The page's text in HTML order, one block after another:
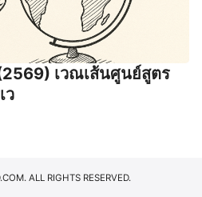
เวณเส้นศูนย์สูตร
ว
ALL RIGHTS RESERVED.